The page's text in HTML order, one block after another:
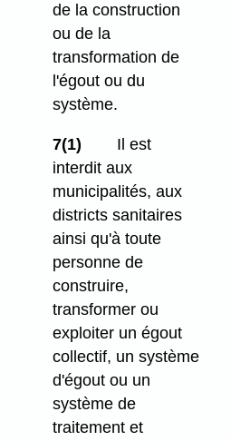
de la construction
ou de la
transformation de
l'égout ou du
système.
7(1)
Il est
interdit aux
municipalités, aux
districts sanitaires
ainsi qu'à toute
personne de
construire,
transformer ou
exploiter un égout
collectif, un système
d'égout ou un
système de
traitement et